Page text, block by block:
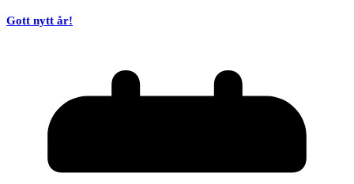
Gott nytt år!